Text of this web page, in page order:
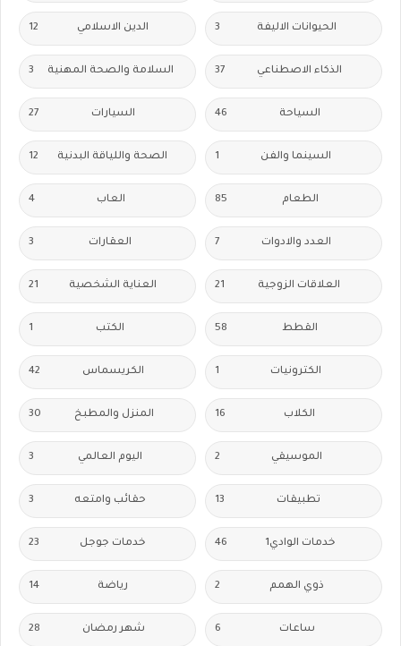
الحيوانات الاليفة الدين الاسلامي 12
الذكاء الاصطناعي 37 السلامة والصحة المهنية
السياحة 46 السيارات 27
السينما والفن الصحة واللياقة البدنية 12
الطعام 85 العاب 4
العدد والادوات العقارات
العلاقات الزوجية 21 العناية الشخصية 21
القطط 58 الكتب
الكترونيات الكريسماس 42
الكلاب 16 المنزل والمطبخ 30
الموسيقي اليوم العالمي
تطبيقات 13 حقائب وامتعه
خدمات الوادي1 46 خدمات جوجل 23
ذوي الهمم رياضة 14
ساعات 6 شهر رمضان 28